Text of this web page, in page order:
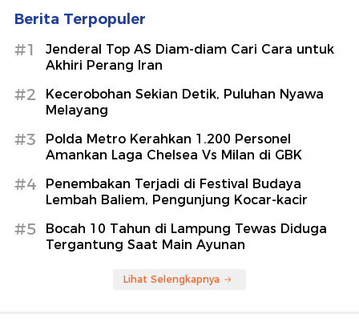
Berita Terpopuler
#1
Jenderal Top AS Diam-diam Cari Cara untuk
Akhiri Perang Iran
#2
Kecerobohan Sekian Detik, Puluhan Nyawa
Melayang
#3
Polda Metro Kerahkan 1.200 Personel
Amankan Laga Chelsea Vs Milan di GBK
#4
Penembakan Terjadi di Festival Budaya
Lembah Baliem, Pengunjung Kocar-kacir
#5
Bocah 10 Tahun di Lampung Tewas Diduga
Tergantung Saat Main Ayunan
Lihat Selengkapnya